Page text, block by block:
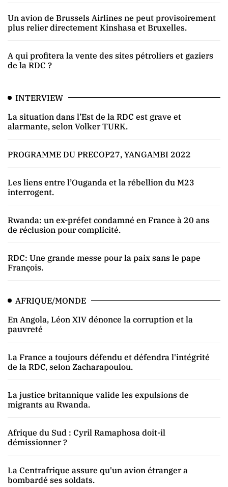
Un avion de Brussels Airlines ne peut provisoirement
plus relier directement Kinshasa et Bruxelles.
A qui profitera la vente des sites pétroliers et gaziers
de la RDC ?
INTERVIEW
La situation dans l’Est de la RDC est grave et
alarmante, selon Volker TURK.
PROGRAMME DU PRECOP27, YANGAMBI 2022
Les liens entre l’Ouganda et la rébellion du M23
interrogent.
Rwanda: un ex-préfet condamné en France à 20 ans
de réclusion pour complicité.
RDC: Une grande messe pour la paix sans le pape
François.
AFRIQUE/MONDE
En Angola, Léon XIV dénonce la corruption et la
pauvreté
La France a toujours défendu et défendra l'intégrité
de la RDC, selon Zacharapoulou.
La justice britannique valide les expulsions de
migrants au Rwanda.
Afrique du Sud : Cyril Ramaphosa doit-il
démissionner ?
La Centrafrique assure qu'un avion étranger a
bombardé ses soldats.